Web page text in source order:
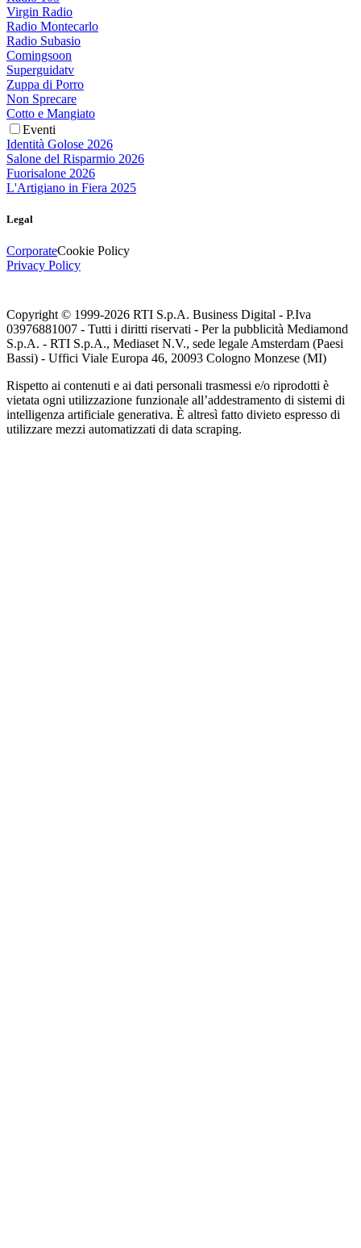
Virgin Radio
Radio Montecarlo
Radio Subasio
Comingsoon
Superguidatv
Zuppa di Porro
Non Sprecare
Cotto e Mangiato
Eventi
Identità Golose 2026
Salone del Risparmio 2026
Fuorisalone 2026
L'Artigiano in Fiera 2025
Legal
CorporateCookie Policy
Privacy Policy
Copyright © 1999-2026 RTI S.p.A. Business Digital - P.Iva
03976881007 - Tutti i diritti riservati - Per la pubblicità Mediamond
S.p.A. - RTI S.p.A., Mediaset N.V., sede legale Amsterdam (Paesi
Bassi) - Uffici Viale Europa 46, 20093 Cologno Monzese (MI)
Rispetto ai contenuti e ai dati personali trasmessi e/o riprodotti è
vietata ogni utilizzazione funzionale all’addestramento di sistemi di
intelligenza artificiale generativa. È altresì fatto divieto espresso di
utilizzare mezzi automatizzati di data scraping.